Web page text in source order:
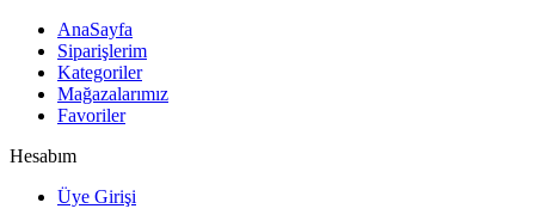
AnaSayfa
Siparişlerim
Kategoriler
Mağazalarımız
Favoriler
Hesabım
Üye Girişi